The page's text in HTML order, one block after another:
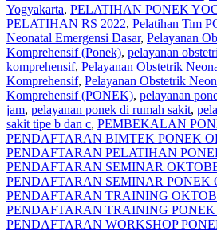
Yogyakarta, PELATIHAN PONEK
PELATIHAN RS 2022, Pelatihan Tim
Neonatal Emergensi Dasar, Pelayanan
Komprehensif (Ponek), pelayanan
komprehensif, Pelayanan Obstetrik
Komprehensif, Pelayanan Obstetrik
Komprehensif (PONEK), pelayanan
jam, pelayanan ponek di rumah sakit,
sakit tipe b dan c, PEMBEKALAN
PENDAFTARAN BIMTEK PONEK
PENDAFTARAN PELATIHAN
PENDAFTARAN SEMINAR
PENDAFTARAN SEMINAR PONEK
PENDAFTARAN TRAINING
PENDAFTARAN TRAINING PONEK
PENDAFTARAN WORKSHOP